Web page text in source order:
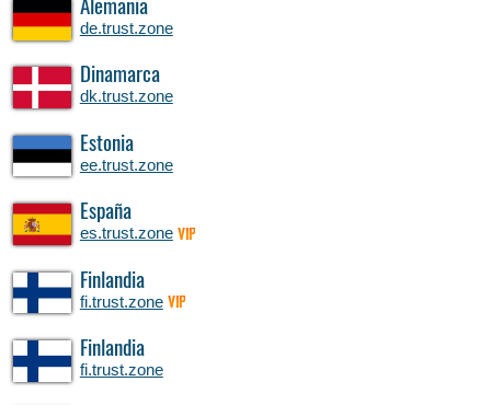
Alemania
de.trust.zone
Dinamarca
dk.trust.zone
Estonia
ee.trust.zone
España
es.trust.zone VIP
Finlandia
fi.trust.zone VIP
Finlandia
fi.trust.zone